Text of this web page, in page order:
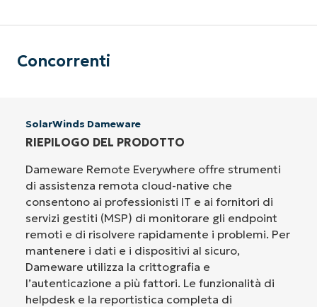
Concorrenti
SolarWinds Dameware
RIEPILOGO DEL PRODOTTO
Dameware Remote Everywhere offre strumenti
di assistenza remota cloud-native che
consentono ai professionisti IT e ai fornitori di
servizi gestiti (MSP) di monitorare gli endpoint
remoti e di risolvere rapidamente i problemi. Per
mantenere i dati e i dispositivi al sicuro,
Dameware utilizza la crittografia e
l’autenticazione a più fattori. Le funzionalità di
helpdesk e la reportistica completa di